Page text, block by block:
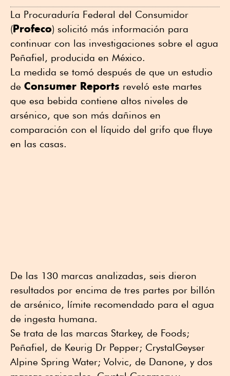
La Procuraduría Federal del Consumidor
(Profeco) solicitó más información para
continuar con las investigaciones sobre el agua
Peñafiel, producida en México.
La medida se tomó después de que un estudio
de Consumer Reports reveló este martes
que esa bebida contiene altos niveles de
arsénico, que son más dañinos en
comparación con el líquido del grifo que fluye
en las casas.
De las 130 marcas analizadas, seis dieron
resultados por encima de tres partes por billón
de arsénico, límite recomendado para el agua
de ingesta humana.
Se trata de las marcas Starkey, de Foods;
Peñafiel, de Keurig Dr Pepper; CrystalGeyser
Alpine Spring Water; Volvic, de Danone, y dos